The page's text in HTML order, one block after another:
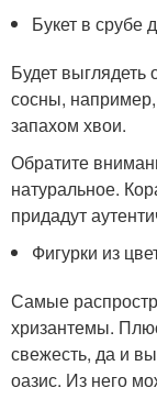
Букет в срубе
Будет выглядеть
сосны,
запахом хвои.
Обратите
натуральное.
придадут
Фигурки из
Самые
хризантемы.
свежесть, да и
оазис. Из него